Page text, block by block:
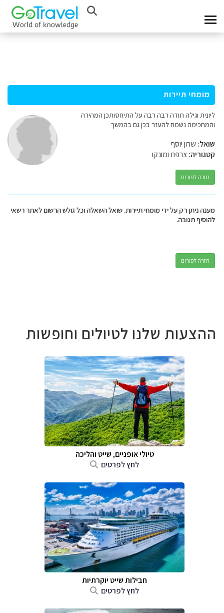
מומחי תיירות
ליונית וגילה תודה רבה רבה על התיחסותכן המהירה
והמחכימה נשמח להעזר בכן גם בהמשך
שואל: שרון יוסף
קטגוריה:צרפת ומונקו
חזרה לפורום
מענה ניתן רק על ידי מומחי תיירות. שואל השאלה וכל גולש הרשום לאתר רשאי
להוסיף תגובה.
חזרה לפורום
ההצעות שלנו לטיולים וחופשות
טיולי אופניים, שייט והליכה
לחץ לפרטים
חבילות שייט יוקרתיות
לחץ לפרטים